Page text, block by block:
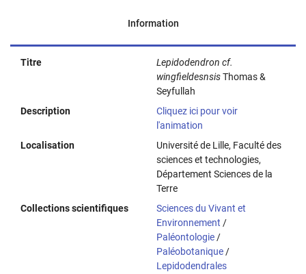
Information
Titre
Lepidodendron cf.
wingfieldesnsisThomas &
Seyfullah
Description
Cliquez ici pour voir
l'animation
Localisation
Université de Lille, Faculté des
sciences et technologies,
Département Sciences de la
Terre
Collections scientifiques
Sciences du Vivant et
Environnement /
Paléontologie/
Paléobotanique/
Lepidodendrales